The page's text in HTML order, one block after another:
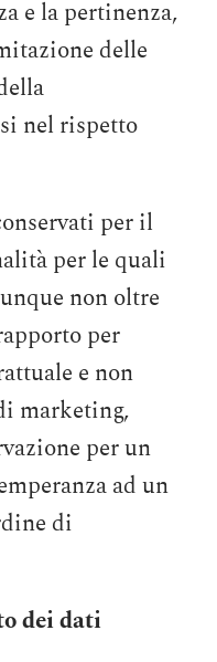
e la pertinenza,
delle
nel rispetto
per il
per le quali
non oltre
per
e non
marketing,
per un
ad un
di
dei dati